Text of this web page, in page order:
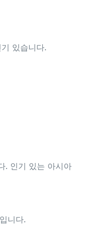
있습니다.
. 인기 있는 아시아
니다.